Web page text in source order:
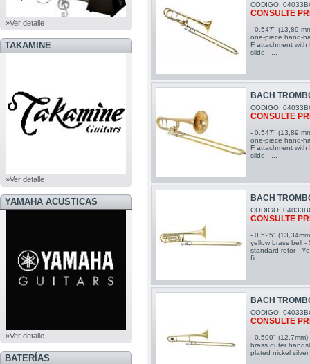
»Ver detalle
TAKAMINE
»Ver detalle
YAMAHA ACUSTICAS
»Ver detalle
BATERÍAS
CODIGO:
CONSULTE
- 0.547" (13,89
one-piece hand-
F attachment with
slide - ...
BACH
CODIGO:
CONSULTE
- 0.547" (13,89
one-piece hand-
F attachment with
slide - ...
BACH
CODIGO:
CONSULTE
- 0.525"
yellow brass bell -
standard rotor -
fin...
BACH
CODIGO:
CONSULTE
- 0.500" (12,7mm)
brass outer
plated nickel